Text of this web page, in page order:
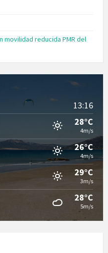
movilidad reducida PMR del
13:16
28°C
4m/s
26°C
4m/s
29°C
3m/s
28°C
5m/s